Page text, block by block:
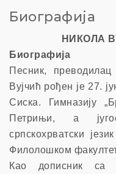
Биографија
НИКОЛА
Биографија
Песник,
Вујчић рођен је 27.
Сиска. Гимназију
Петрињи, а
српскохрватски
Филолошком
Као дописник са